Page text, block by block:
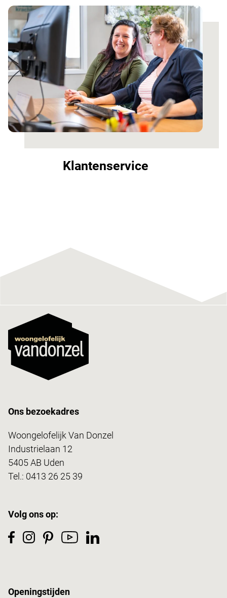
Klantenservice
Ons bezoekadres
Woongelofelijk Van Donzel
Industrielaan 12
5405 AB Uden
Tel.: 0413 26 25 39
Volg ons op:
Openingstijden